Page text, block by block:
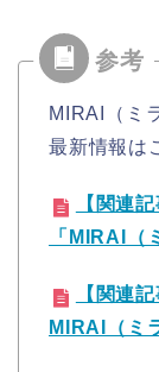
MIRAI（ミ
最新情報は
【関連
「MIRAI（
【関連
MIRAI（ミ